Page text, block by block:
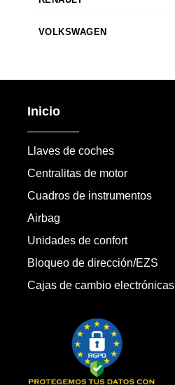
VOLKSWAGEN
Inicio
Llaves de coches
Centralitas de motor
Cuadros de instrumentos
Airbag
Unidades de confort
Bloqueo de dirección/EZS
Cajas de cambio electrónicas